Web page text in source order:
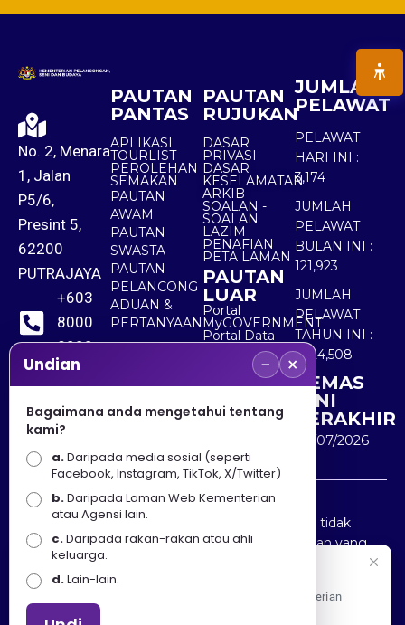
No. 2, Menara
1, Jalan
P5/6,
Presint 5,
62200
PUTRAJAYA
+603
8000
8000
+603
8891
7100
PAUTAN
PANTAS
APLIKASI
TOURLIST
PEROLEHAN
SEMAKAN
PAUTAN
AWAM
PAUTAN
SWASTA
PAUTAN
PELANCONG
ADUAN &
PERTANYAAN
PAUTAN
RUJUKAN
DASAR
PRIVASI
DASAR
KESELAMATAN
ARKIB
SOALAN -
SOALAN
LAZIM
PENAFIAN
PETA LAMAN
PAUTAN
LUAR
Portal
MyGOVERNMENT
Portal Data
Terbuka
Sektor Awam
JUMLAH
PELAWAT
PELAWAT
HARI INI :
3,174
JUMLAH
PELAWAT
BULAN INI :
121,923
JUMLAH
PELAWAT
TAHUN INI :
5,524,508
KEMAS
KINI
TERAKHIR
30/07/2026
Penafian : Kerajaan Malaysia dan Kementerian
Pelancongan Seni dan Budaya (MOTAC) adalah tidak
bertanggungjawab atas kehilangan atau kerugian yang
disebabkan oleh penggunaan mana-mana maklumat
yang diperolehi dari portal ini.
Undian − ×
Bagaimana anda mengetahui tentang
kami?
a.Daripada media sosial (seperti
Facebook, Instagram, TikTok, X/Twitter)
b.Daripada Laman Web Kementerian
atau Agensi lain.
c.Daripada rakan-rakan atau ahli
keluarga.
d.Lain-lain.
Apa Khabar! Selamat datang ke Portal Rasmi Kementerian
Pelancongan, Seni dan Budaya